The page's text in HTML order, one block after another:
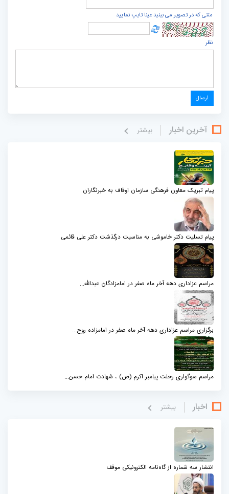
متنی که در تصویر می بینید عینا تایپ نمایید
نظر
آخرین اخبار بيشتر
پیام تبریک معاون فرهنگی سازمان اوقاف به خبرنگاران
پیام تسلیت دکتر خاموشی به مناسبت درگذشت دکتر علی قائمی
مراسم عزاداری دهه آخر ماه صفر در امامزادگان عبدالله...
برگزاری مراسم عزاداری دهه آخر ماه صفر در امامزاده روح...
مراسم سوگواری رحلت پیامبر اکرم (ص) ، شهادت امام حسن...
اخبار بيشتر
انتشار سه شماره از گاه‌نامه الکترونیکی موقف